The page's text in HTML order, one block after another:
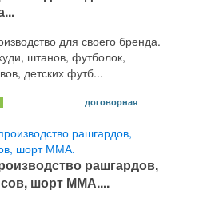
для своего бренда.
штанов, футболок,
детских футб...
договорная
рашгардов,
шорт ММА....